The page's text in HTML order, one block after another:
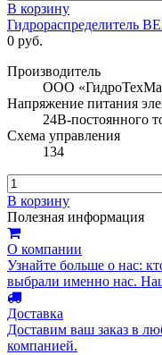
В корзину
Гидрораспределитель
0 руб.
Производитель
ООО
Напряжение питания
24В-постоянного
Схема управления
134
В корзину
Полезная информация
О компании
Узнайте больше о нас:
выбрали именно нас.
Доставка
Доставим ваш заказ в
компанией.